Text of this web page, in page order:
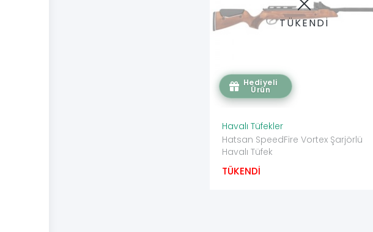
Hediyeli
Ürün
TÜKENDİ
Havalı Tüfekler
Hatsan SpeedFire Vortex Şarjörlü
Havalı Tüfek
TÜKENDİ